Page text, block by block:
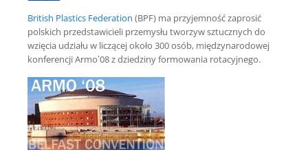
British Plastics Federation (BPF) ma przyjemność zaprosić
polskich przedstawicieli przemysłu tworzyw sztucznych do
wzięcia udziału w liczącej około 300 osób, międzynarodowej
konferencji Armo’08 z dziedziny formowania rotacyjnego.